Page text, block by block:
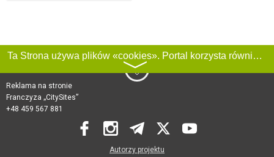
Ta Strona używa plików «cookies». Portal korzysta również z serwisu internetowego do zbierania danych technicznych o odwiedzających w celu uzyskania informacji marketingowych i statystycznych. Warunki przetwarzania danych odwiedzających Stronę, patrz:
〉
Reklama na stronie
Franczyza „CitySites”
+48 459 567 881
Autorzy projektu